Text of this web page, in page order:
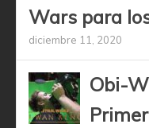
Wars para
diciembre 11, 2020
Obi-